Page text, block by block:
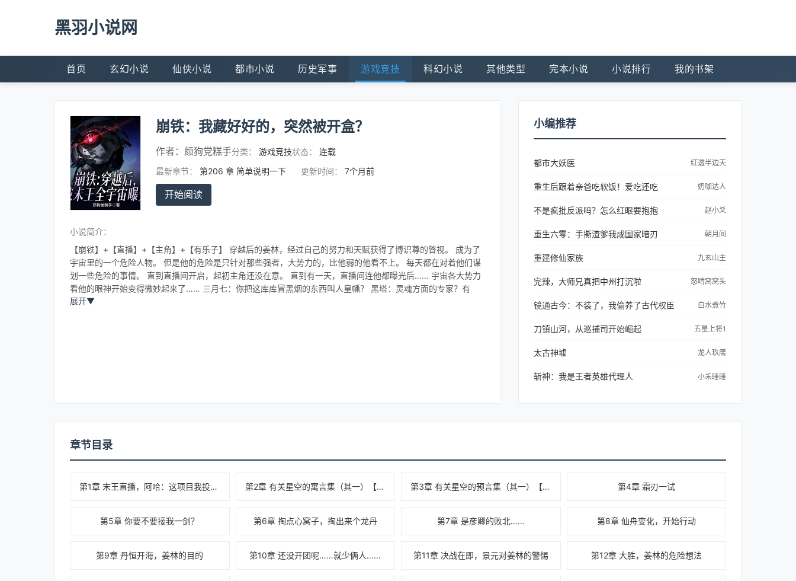
黑羽小说网
首页 玄幻小说 仙侠小说 都市小说 历史军事 游戏竞技 科幻小说 其他类型 完本小说 小说排行 我的书架
崩铁：我藏好好的，突然被开盒？
作者： 颜狗党糕手分类： 游戏竞技状态：
连载
最新章节：
第206 章 简单说明一下 更新时间： 7个月前
开始阅读
小说简介：
【崩铁】+【直播】+【主角】+【有乐子】 穿越后的姜林，经过自己的努力和天赋获得了博识尊的瞥视。 成为了
宇宙里的一个危险人物。 但是他的危险是只针对那些强者，大势力的，比他弱的他看不上。 每天都在对着他们谋
划一些危险的事情。 直到直播间开启，起初主角还没在意。 直到有一天，直播间连他都曝光后…… 宇宙各大势力
看他的眼神开始变得微妙起来了…… 三月七：你把这库库冒黑烟的东西叫人皇幡？ 黑塔：灵魂方面的专家？有
趣。 瑟希斯：我出使仙舟联盟？应该会没逝吧？ 那刻夏：白厄，我学生，能当驴使。
展开▼
小编推荐
都市大妖医 红透半边天
重生后跟着亲爸吃软饭！爱吃还吃 奶咖达人
不是疯批反派吗？怎么红眼要抱抱 赵小爻
重生六零：手撕渣爹我成国家暗刃 朝月间
重建修仙家族 九玄山主
完辣，大师兄真把中州打沉啦 怒啃窝窝头
镜通古今：不装了，我偷养了古代权臣 白水煮竹
刀镇山河，从巡捕司开始崛起 五星上将1
太古神墟 龙人玖庸
斩神：我是王者英雄代理人 小禾睡睡
章节目录
第1章 末王直播，阿哈：这项目我投了。 第2章 有关星空的寓言集（其一）【1/2】 第3章 有关星空的预言集（其一）【2/2】 第4章 霜刃一试
第5章 你要不要接我一剑？ 第6章 掏点心窝子，掏出来个龙丹 第7章 是彦卿的败北…… 第8章 仙舟变化，开始行动
第9章 丹恒开海，姜林的目的 第10章 还没开团呢……就少俩人…… 第11章 决战在即，景元对姜林的警惕 第12章 大胜，姜林的危险想法